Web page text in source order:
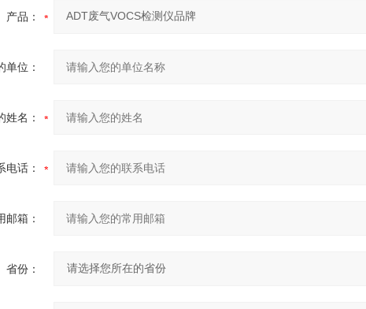
产品：
单位：
姓名：
电话：
邮箱：
省份：